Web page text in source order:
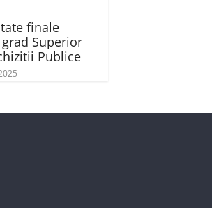
finale
Superior
Publice